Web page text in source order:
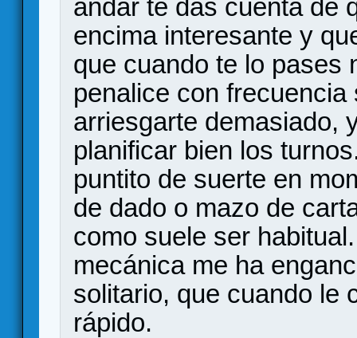
andar te das cuenta de
encima interesante y
que cuando te lo pases
penalice con
arriesgarte demasiado,
planificar bien los
puntito de suerte en
de dado o mazo de
como suele ser
mecánica me ha
solitario, que cuando le
rápido.